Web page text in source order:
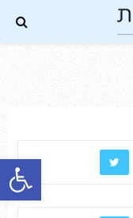
פתח סרגל נגישות